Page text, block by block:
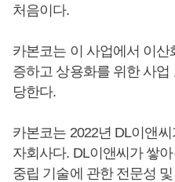
처음이다.
카본코는 이 사업에서 이
증하고 상용화를 위한 사
당한다.
카본코는 2022년 DL이앤
자회사다. DL이앤씨가 쌓
중립 기술에 관한 전문성